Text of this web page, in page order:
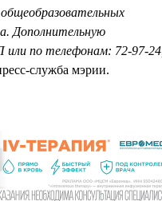
Дополнительную
по телефонам: 72-97-24,
служба мэрии.